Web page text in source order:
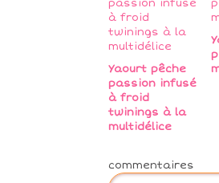
Yaourt pêche
passion infusé
à froid
twinings à la
multidélice
commentaires